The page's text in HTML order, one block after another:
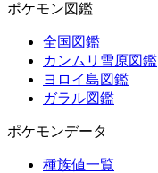
ポケモン図鑑
全国図鑑
カンムリ雪原図鑑
ヨロイ島図鑑
ガラル図鑑
ポケモンデータ
種族値一覧